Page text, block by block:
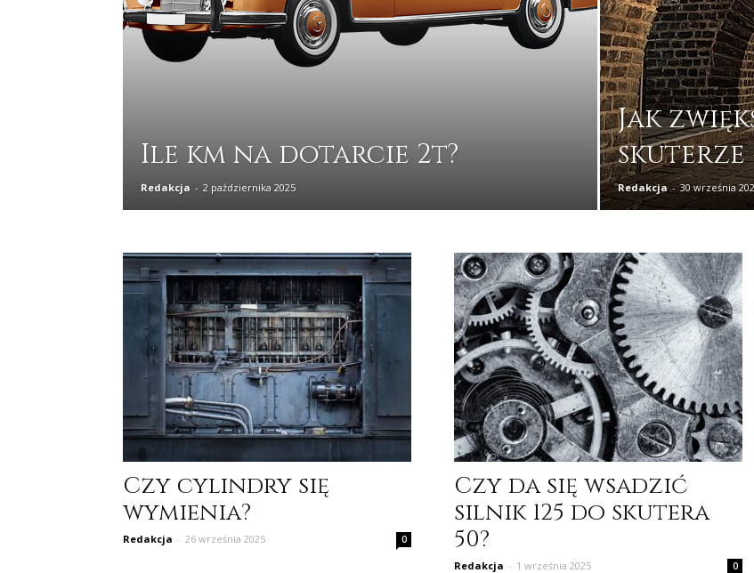
Ile km na dotarcie 2t?
Redakcja - 2 października 2025
Jak
skuterze
Redakcja - 30 września
Czy cylindry się
wymienia?
Redakcja - 26 września 2025 0
Czy da się wsadzić
silnik 125 do skutera
50?
Redakcja - 1 września 2025 0